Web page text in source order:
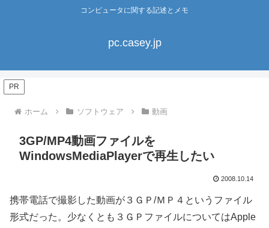
コンピュータに関する記述とメモ
pc.casey.jp
PR
ホーム ソフトウェア 動画
3GP/MP4動画ファイルを
WindowsMediaPlayerで再生したい
2008.10.14
携帯電話で撮影した動画が３ＧＰ/ＭＰ４というファイル
形式だった。少なくとも３ＧＰファイルについてはApple